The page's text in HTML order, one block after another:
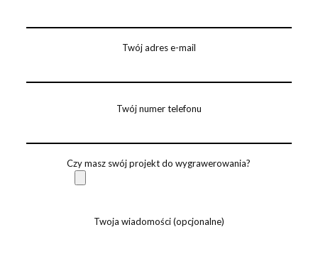
Twój adres e-mail
Twój numer telefonu
Czy masz swój projekt do wygrawerowania?
Twoja wiadomości (opcjonalne)